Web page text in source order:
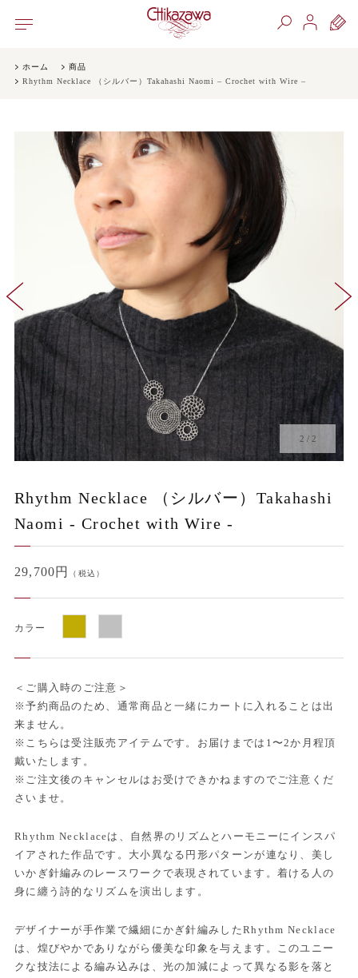
ホーム
商品
Rhythm Necklace （シルバー）Takahashi Naomi – Crochet with Wire –
2 / 2
Rhythm Necklace （シルバー）Takahashi
Naomi - Crochet with Wire -
29,700円 （税込）
カラー
＜ご購入時のご注意＞
※予約商品のため、通常商品と一緒にカートに入れることは出
来ません。
※こちらは受注販売アイテムです。お届けまでは1〜2か月程頂
戴いたします。
※ご注文後のキャンセルはお受けできかねますのでご注意くだ
さいませ。
Rhythm Necklaceは、自然界のリズムとハーモニーにインスパ
イアされた作品です。大小異なる円形パターンが連なり、美し
いかぎ針編みのレースワークで表現されています。着ける人の
身に纏う詩的なリズムを演出します。
デザイナーが手作業で繊細にかぎ針編みしたRhythm Necklace
は、煌びやかでありながら優美な印象を与えます。このユニー
クな技法による編み込みは、光の加減によって異なる影を落と